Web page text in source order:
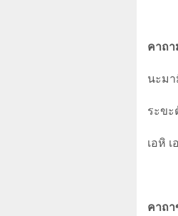
คาถา
นะม
ระขะ
เอหิ
คาถา